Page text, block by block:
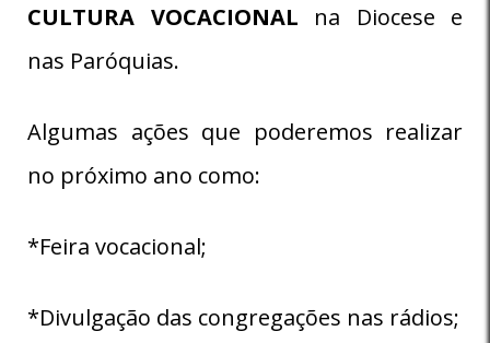
CULTURA VOCACIONAL na Diocese e
nas Paróquias.
Algumas ações que poderemos realizar
no próximo ano como:
*Feira vocacional;
*Divulgação das congregações nas rádios;